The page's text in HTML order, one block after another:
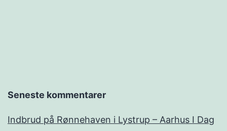
Seneste kommentarer
Indbrud på Rønnehaven i Lystrup – Aarhus I Dag